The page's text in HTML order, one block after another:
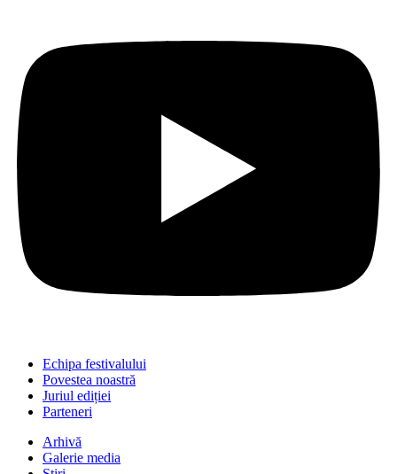
Echipa festivalului
Povestea noastră
Juriul ediției
Parteneri
Arhivă
Galerie media